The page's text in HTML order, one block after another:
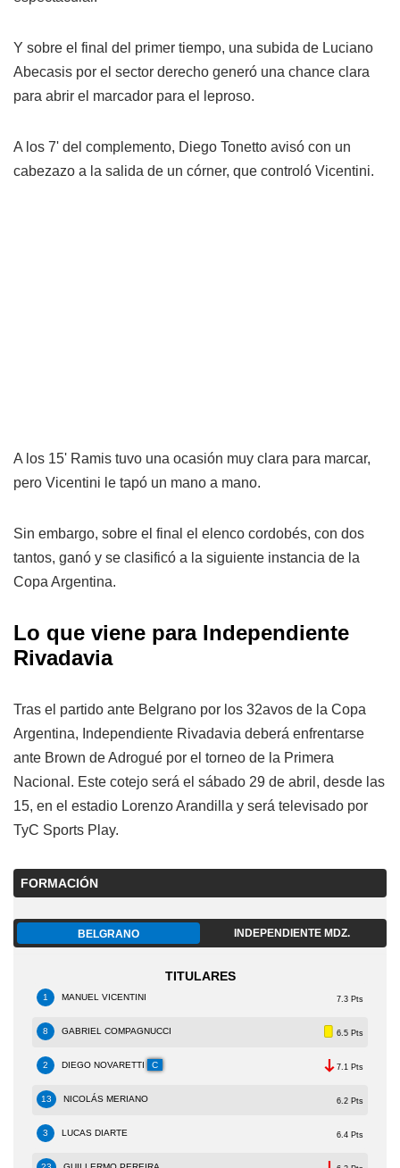
Y sobre el final del primer tiempo, una subida de Luciano
Abecasis por el sector derecho generó una chance clara
para abrir el marcador para el leproso.
A los 7' del complemento, Diego Tonetto avisó con un
cabezazo a la salida de un córner, que controló Vicentini.
A los 15' Ramis tuvo una ocasión muy clara para marcar,
pero Vicentini le tapó un mano a mano.
Sin embargo, sobre el final el elenco cordobés, con dos
tantos, ganó y se clasificó a la siguiente instancia de la
Copa Argentina.
Lo que viene para Independiente
Rivadavia
Tras el partido ante Belgrano por los 32avos de la Copa
Argentina, Independiente Rivadavia deberá enfrentarse
ante Brown de Adrogué por el torneo de la Primera
Nacional. Este cotejo será el sábado 29 de abril, desde las
15, en el estadio Lorenzo Arandilla y será televisado por
TyC Sports Play.